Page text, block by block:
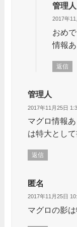
管理人
2017年
おめ
情報
返信
管理人
2017年11月25日
マグロ情報
は特大とし
返信
匿名
2017年11月25日
マグロの影